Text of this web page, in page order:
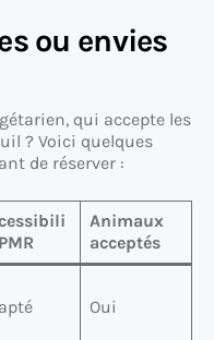
ou envies
qui accepte les
? Voici quelques
de réserver :
Animaux
acceptés
Oui